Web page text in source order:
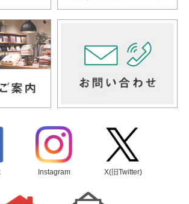
Instagram X(旧Twitter)